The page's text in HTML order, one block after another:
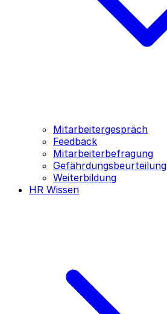
Mitarbeitergespräch
Feedback
Mitarbeiterbefragung
Gefährdungsbeurteilung
Weiterbildung
HR Wissen